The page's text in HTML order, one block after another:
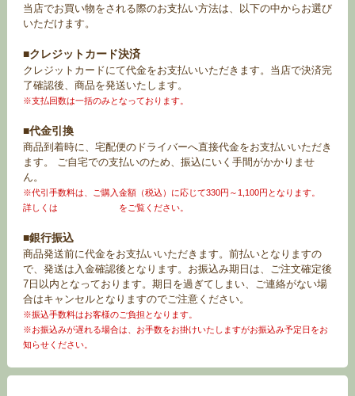
当店でお買い物をされる際のお支払い方法は、以下の中からお選び
いただけます。
■クレジットカード決済
クレジットカードにて代金をお支払いいただきます。当店で決済完
了確認後、商品を発送いたします。
※支払回数は一括のみとなっております。
■代金引換
商品到着時に、宅配便のドライバーへ直接代金をお支払いいただき
ます。 ご自宅での支払いのため、振込にいく手間がかかりませ
ん。
※代引手数料は、ご購入金額（税込）に応じて330円～1,100円となります。
詳しくは
をご覧ください。
■銀行振込
商品発送前に代金をお支払いいただきます。前払いとなりますの
で、発送は入金確認後となります。お振込み期日は、ご注文確定後
7日以内となっております。期日を過ぎてしまい、ご連絡がない場
合はキャンセルとなりますのでご注意ください。
※振込手数料はお客様のご負担となります。
※お振込みが遅れる場合は、お手数をお掛けいたしますがお振込み予定日をお
知らせください。